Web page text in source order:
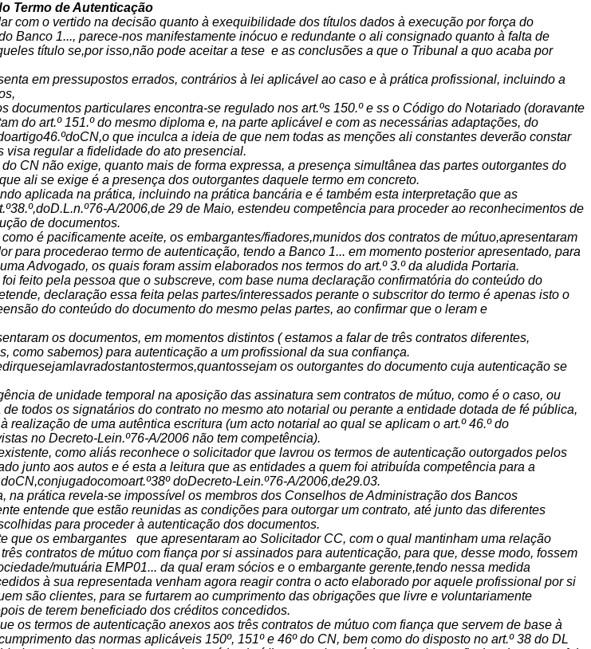
Termo de Autenticação
com o vertido na decisão quanto à exequibilidade dos títulos dados à execução por força do
Banco 1..., parece-nos manifestamente inócuo e redundante o ali consignado quanto à falta de
título se,por isso,não pode aceitar a tese e as conclusões a que o Tribunal a quo acaba por
em pressupostos errados, contrários à lei aplicável ao caso e à prática profissional, incluindo a
documentos particulares encontra-se regulado nos art.ºs 150.º e ss o Código do Notariado (doravante
do art.º 151.º do mesmo diploma e, na parte aplicável e com as necessárias adaptações, do
que inculca a ideia de que nem todas as menções ali constantes deverão constar
visa regular a fidelidade do ato presencial.
do CN não exige, quanto mais de forma expressa, a presença simultânea das partes outorgantes do
ali se exige é a presença dos outorgantes daquele termo em concreto.
aplicada na prática, incluindo na prática bancária e é também esta interpretação que as
A/2006,de 29 de Maio, estendeu competência para proceder ao reconhecimentos de
de documentos.
é pacificamente aceite, os embargantes/fiadores,munidos dos contratos de mútuo,apresentaram
para procederao termo de autenticação, tendo a Banco 1... em momento posterior apresentado, para
Advogado, os quais foram assim elaborados nos termos do art.º 3.º da aludida Portaria.
feito pela pessoa que o subscreve, com base numa declaração confirmatória do conteúdo do
declaração essa feita pelas partes/interessados perante o subscritor do termo é apenas isto o
do conteúdo do documento do mesmo pelas partes, ao confirmar que o leram e
os documentos, em momentos distintos ( estamos a falar de três contratos diferentes,
como sabemos) para autenticação a um profissional da sua confiança.
os outorgantes do documento cuja autenticação se
de unidade temporal na aposição das assinatura sem contratos de mútuo, como é o caso, ou
todos os signatários do contrato no mesmo ato notarial ou perante a entidade dotada de fé pública,
realização de uma autêntica escritura (um acto notarial ao qual se aplicam o art.º 46.º do
no Decreto-Lein.º76-A/2006 não tem competência).
como aliás reconhece o solicitador que lavrou os termos de autenticação outorgados pelos
junto aos autos e é esta a leitura que as entidades a quem foi atribuída competência para a
doDecreto-Lein.º76-A/2006,de29.03.
na prática revela-se impossível os membros dos Conselhos de Administração dos Bancos
entende que estão reunidas as condições para outorgar um contrato, até junto das diferentes
para proceder à autenticação dos documentos.
que os embargantes que apresentaram ao Solicitador CC, com o qual mantinham uma relação
contratos de mútuo com fiança por si assinados para autenticação, para que, desse modo, fossem
mutuária EMP01... da qual eram sócios e o embargante gerente,tendo nessa medida
à sua representada venham agora reagir contra o acto elaborado por aquele profissional por si
são clientes, para se furtarem ao cumprimento das obrigações que livre e voluntariamente
de terem beneficiado dos créditos concedidos.
os termos de autenticação anexos aos três contratos de mútuo com fiança que servem de base à
das normas aplicáveis 150º, 151º e 46º do CN, bem como do disposto no art.º 38 do DL